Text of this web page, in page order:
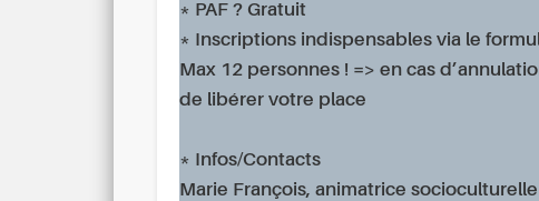
* PAF ? Gratuit
* Inscriptions indispensables via le
Max 12 personnes ! => en cas
de libérer votre place
* Infos/Contacts
Marie François, animatrice